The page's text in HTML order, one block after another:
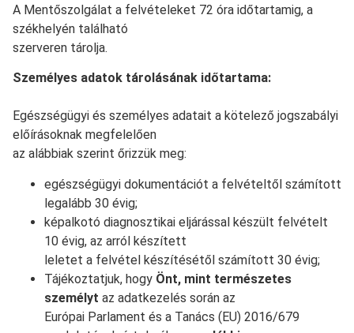
A Mentőszolgálat a felvételeket 72 óra időtartamig, a
székhelyén található
szerveren tárolja.
Személyes adatok tárolásának időtartama:
Egészségügyi és személyes adatait a kötelező jogszabályi
előírásoknak megfelelően
az alábbiak szerint őrizzük meg:
egészségügyi dokumentációt a felvételtől számított
legalább 30 évig;
képalkotó diagnosztikai eljárással készült felvételt
10 évig, az arról készített
leletet a felvétel készítésétől számított 30 évig;
Tájékoztatjuk, hogy Önt, mint természetes
személyt az adatkezelés során az
Európai Parlament és a Tanács (EU) 2016/679